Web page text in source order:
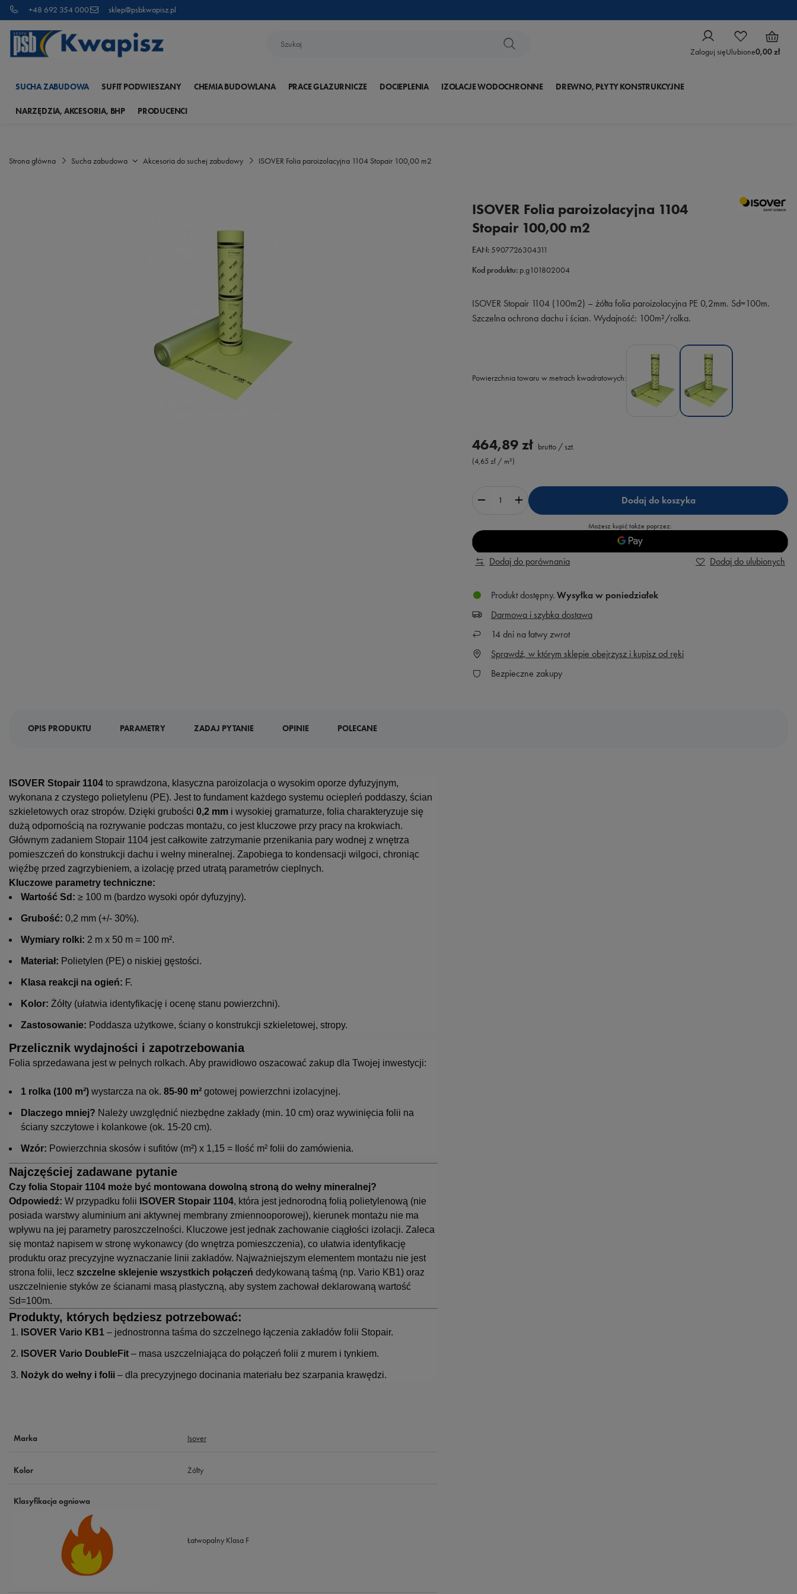
+48 692 354 000 sklep@psbkwapisz.pl
Zaloguj sięUlubione0,00 zł
SUCHA ZABUDOWA SUFIT PODWIESZANY CHEMIA BUDOWLANA PRACE GLAZURNICZE DOCIEPLENIA IZOLACJE WODOCHRONNE DREWNO, PŁYTY KONSTRUKCYJNE
NARZĘDZIA, AKCESORIA, BHP PRODUCENCI
Strona główna Sucha zabudowa Akcesoria do suchej zabudowy ISOVER Folia paroizolacyjna 1104 Stopair 100,00 m2
ISOVER Folia paroizolacyjna 1104
Stopair 100,00 m2
EAN:5907726304311
Kod produktu: p.g101802004
ISOVER Stopair 1104 (100m2) – żółta folia paroizolacyjna PE 0,2mm. Sd=100m.
Szczelna ochrona dachu i ścian. Wydajność: 100m²/rolka.
Powierzchnia towaru w metrach kwadratowych
464,89 zł brutto / szt.
(4,65 zł / m²)
Dodaj do koszyka
Możesz kupić także poprzez:
Dodaj do porównania Dodaj do ulubionych
Produkt dostępny Wysyłka w poniedziałek
Darmowa i szybka dostawa
14 dni na łatwy zwrot
Sprawdź, w którym sklepie obejrzysz i kupisz od ręki
Bezpieczne zakupy
OPIS PRODUKTU PARAMETRY ZADAJ PYTANIE OPINIE POLECANE
ISOVER Stopair 1104 to sprawdzona, klasyczna paroizolacja o wysokim oporze dyfuzyjnym,
wykonana z czystego polietylenu (PE). Jest to fundament każdego systemu ociepleń poddaszy, ścian
szkieletowych oraz stropów. Dzięki grubości 0,2 mm i wysokiej gramaturze, folia charakteryzuje się
dużą odpornością na rozrywanie podczas montażu, co jest kluczowe przy pracy na krokwiach.
Głównym zadaniem Stopair 1104 jest całkowite zatrzymanie przenikania pary wodnej z wnętrza
pomieszczeń do konstrukcji dachu i wełny mineralnej. Zapobiega to kondensacji wilgoci, chroniąc
więźbę przed zagrzybieniem, a izolację przed utratą parametrów cieplnych.
Kluczowe parametry techniczne:
Wartość Sd: ≥ 100 m (bardzo wysoki opór dyfuzyjny).
Grubość: 0,2 mm (+/- 30%).
Wymiary rolki: 2 m x 50 m = 100 m².
Materiał: Polietylen (PE) o niskiej gęstości.
Klasa reakcji na ogień: F.
Kolor: Żółty (ułatwia identyfikację i ocenę stanu powierzchni).
Zastosowanie: Poddasza użytkowe, ściany o konstrukcji szkieletowej, stropy.
Przelicznik wydajności i zapotrzebowania
Folia sprzedawana jest w pełnych rolkach. Aby prawidłowo oszacować zakup dla Twojej inwestycji:
1 rolka (100 m²) wystarcza na ok. 85-90 m² gotowej powierzchni izolacyjnej.
Dlaczego mniej? Należy uwzględnić niezbędne zakłady (min. 10 cm) oraz wywinięcia folii na
ściany szczytowe i kolankowe (ok. 15-20 cm).
Wzór: Powierzchnia skosów i sufitów (m²) x 1,15 = Ilość m² folii do zamówienia.
Najczęściej zadawane pytanie
Czy folia Stopair 1104 może być montowana dowolną stroną do wełny mineralnej?
Odpowiedź: W przypadku folii ISOVER Stopair 1104, która jest jednorodną folią polietylenową (nie
posiada warstwy aluminium ani aktywnej membrany zmiennooporowej), kierunek montażu nie ma
wpływu na jej parametry paroszczelności. Kluczowe jest jednak zachowanie ciągłości izolacji. Zaleca
się montaż napisem w stronę wykonawcy (do wnętrza pomieszczenia), co ułatwia identyfikację
produktu oraz precyzyjne wyznaczanie linii zakładów. Najważniejszym elementem montażu nie jest
strona folii, lecz szczelne sklejenie wszystkich połączeń dedykowaną taśmą (np. Vario KB1) oraz
uszczelnienie styków ze ścianami masą plastyczną, aby system zachował deklarowaną wartość
Sd=100m.
Produkty, których będziesz potrzebować:
ISOVER Vario KB1 – jednostronna taśma do szczelnego łączenia zakładów folii Stopair.
ISOVER Vario DoubleFit – masa uszczelniająca do połączeń folii z murem i tynkiem.
Nożyk do wełny i folii – dla precyzyjnego docinania materiału bez szarpania krawędzi.
Marka Isover
Kolor Żółty
Klasyfikacja ogniowa
Łatwopalny Klasa F